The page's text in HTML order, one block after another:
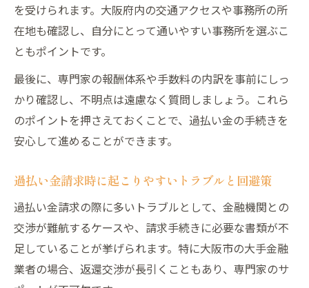
を受けられます。大阪府内の交通アクセスや事務所の所
在地も確認し、自分にとって通いやすい事務所を選ぶこ
ともポイントです。
最後に、専門家の報酬体系や手数料の内訳を事前にしっ
かり確認し、不明点は遠慮なく質問しましょう。これら
のポイントを押さえておくことで、過払い金の手続きを
安心して進めることができます。
過払い金請求時に起こりやすいトラブルと回避策
過払い金請求の際に多いトラブルとして、金融機関との
交渉が難航するケースや、請求手続きに必要な書類が不
足していることが挙げられます。特に大阪市の大手金融
業者の場合、返還交渉が長引くこともあり、専門家のサ